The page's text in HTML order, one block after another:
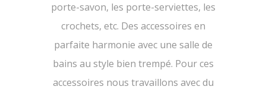
porte-savon, les porte-serviettes, les
crochets, etc. Des accessoires en
parfaite harmonie avec une salle de
bains au style bien trempé. Pour ces
accessoires nous travaillons avec du